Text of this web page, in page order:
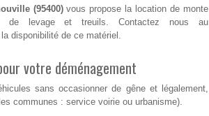
(95400)vous propose la location de monte
de levage et treuils. Contactez nous au
disponibilité de ce matériel.
votre déménagement
sans occasionner de gêne et légalement,
communes : service voirie ou urbanisme).